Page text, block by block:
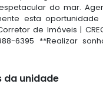
do mar.
esta oportunidade
de Imóveis |
6395 **Realizar
unidade